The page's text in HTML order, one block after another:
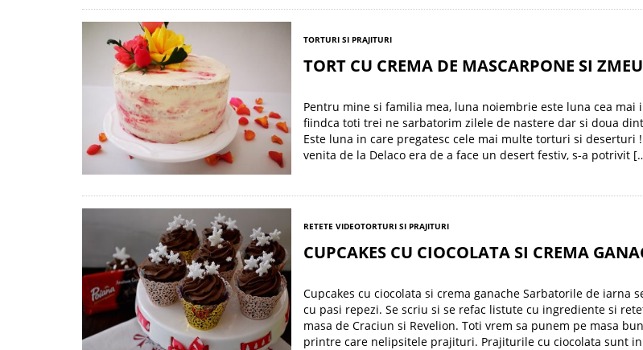
TORTURI SI PRAJITURI
TORT CU CREMA DE MASCARPONE SI
Pentru mine si familia mea, luna noiembrie este luna cea mai
fiindca toti trei ne sarbatorim zilele de nastere dar si doua
Este luna in care pregatesc cele mai multe torturi si deserturi
venita de la Delaco era de a face un desert festiv, s-a potrivit
RETETE VIDEOTORTURI SI PRAJITURI
CUPCAKES CU CIOCOLATA SI CREMA
Cupcakes cu ciocolata si crema ganache Sarbatorile de iarna
cu pasi repezi. Se scriu si se refac listute cu ingrediente si
masa de Craciun si Revelion. Toti vrem sa punem pe masa
printre care nelipsitele prajituri. Prajiturile cu ciocolata sunt